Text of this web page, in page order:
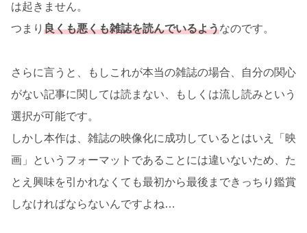
は起きません。
つまり 良くも悪くも雑誌を読んでいるようなのです。
さらに言うと、もしこれが本当の雑誌の場合、自分の関心
がない記事に関しては読まない、もしくは流し読みという
選択が可能です。
しかし本作は、雑誌の映像化に成功しているとはいえ「映
画」というフォーマットであることには違いないため、た
とえ興味を引かれなくても最初から最後まできっちり鑑賞
しなければならないんですよね…